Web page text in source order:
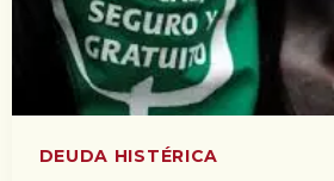
DEUDA HISTÉRICA